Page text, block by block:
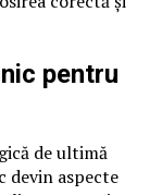
pentru
de ultimă
devin aspecte